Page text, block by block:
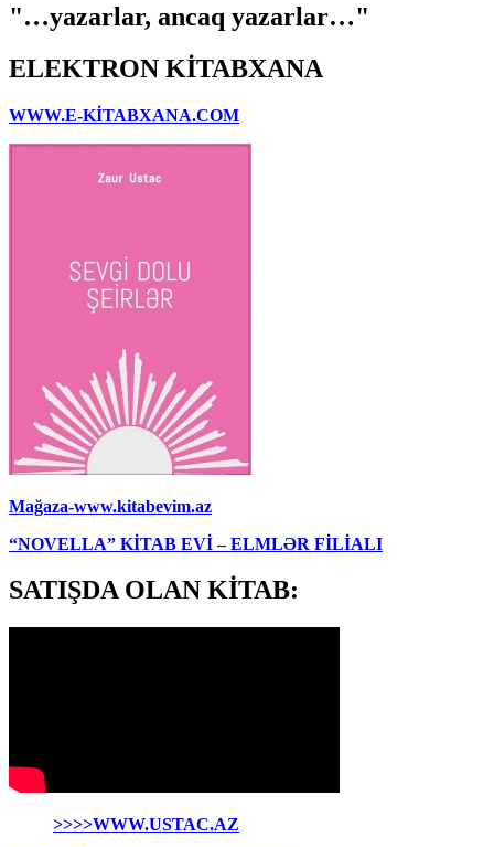
"…yazarlar, ancaq yazarlar…"
ELEKTRON KİTABXANA
WWW.E-KİTABXANA.COM
Mağaza-www.kitabevim.az
“NOVELLA” KİTAB EVİ – ELMLƏR FİLİALI
SATIŞDA OLAN KİTAB:
>>>>WWW.USTAC.AZ